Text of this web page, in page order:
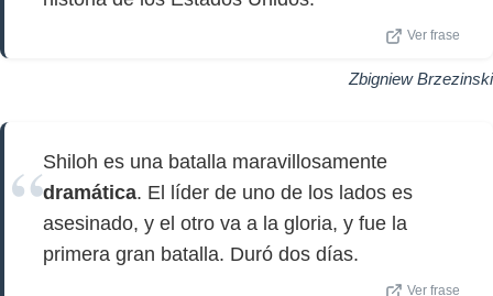
Ver frase
Zbigniew Brzezinski
Shiloh es una batalla maravillosamente
dramática. El líder de uno de los lados es
asesinado, y el otro va a la gloria, y fue la
primera gran batalla. Duró dos días.
Ver frase